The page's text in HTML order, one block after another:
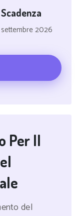
Scadenza
settembre 2026
Per Il
del